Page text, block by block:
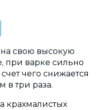
свою высокую
при варке сильно
чего снижается
в три раза.
крахмалистых